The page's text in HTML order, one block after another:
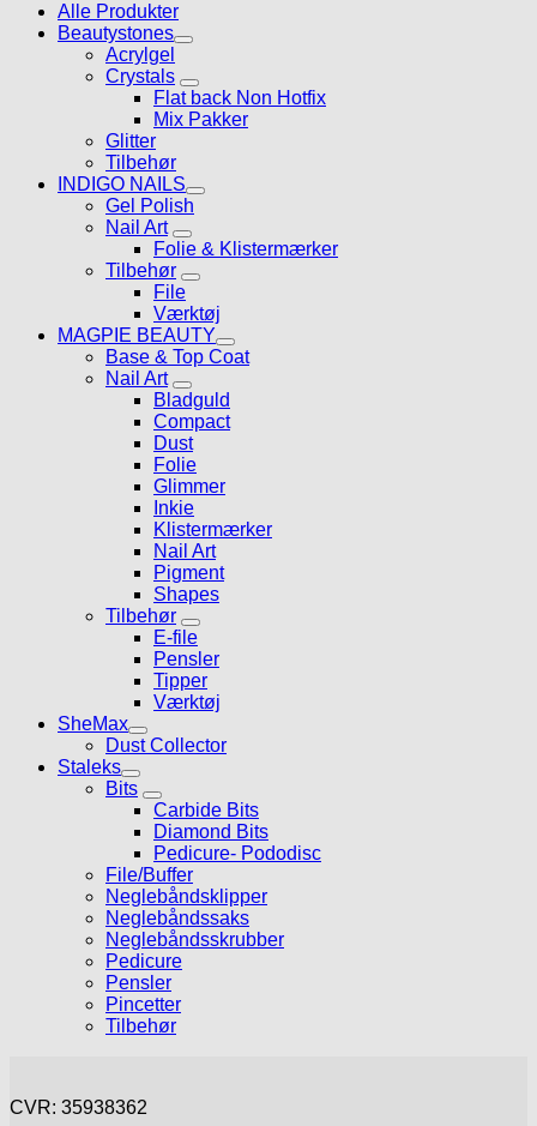
50.00kr..20.00kr..
Alle Produkter
Beautystones
Acrylgel
Crystals
Flat back Non Hotfix
Mix Pakker
Glitter
Tilbehør
INDIGO NAILS
Gel Polish
Nail Art
Folie & Klistermærker
Tilbehør
File
Værktøj
MAGPIE BEAUTY
Base & Top Coat
Nail Art
Bladguld
Compact
Dust
Folie
Glimmer
Inkie
Klistermærker
Nail Art
Pigment
Shapes
Tilbehør
E-file
Pensler
Tipper
Værktøj
SheMax
Dust Collector
Staleks
Bits
Carbide Bits
Diamond Bits
Pedicure- Pododisc
File/Buffer
Neglebåndsklipper
Neglebåndssaks
Neglebåndsskrubber
Pedicure
Pensler
Pincetter
Tilbehør
CVR: 35938362